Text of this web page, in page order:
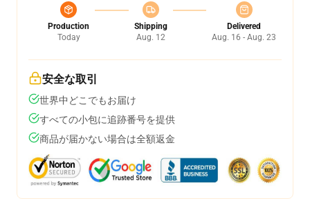
Production
Today
Shipping
Aug. 12
Delivered
Aug. 16 - Aug. 23
安全な取引
世界中どこでもお届け
すべての小包に追跡番号を提供
商品が届かない場合は全額返金